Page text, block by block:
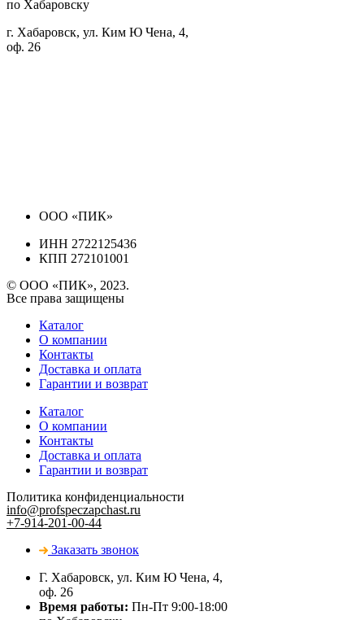
по Хабаровску
г. Хабаровск, ул. Ким Ю Чена, 4,
оф. 26
ООО «ПИК»
ИНН 2722125436
КПП 272101001
© ООО «ПИК», 2023.
Все права защищены
Каталог
О компании
Контакты
Доставка и оплата
Гарантии и возврат
Каталог
О компании
Контакты
Доставка и оплата
Гарантии и возврат
Политика конфиденциальности
info@profspeczapchast.ru
+7-914-201-00-44
Заказать звонок
Г. Хабаровск, ул. Ким Ю Чена, 4,
оф. 26
Время работы: Пн-Пт 9:00-18:00